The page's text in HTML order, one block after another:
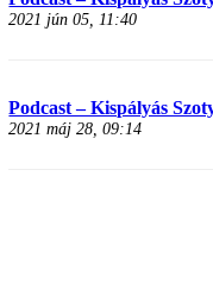
2021 jún 05, 11:40
Podcast – Kispályás
2021 máj 28, 09:14